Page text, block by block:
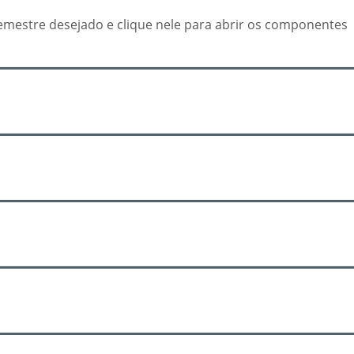
desejado e clique nele para abrir os componentes